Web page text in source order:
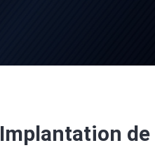
Implantation